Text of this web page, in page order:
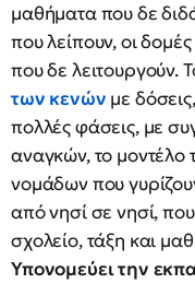
μαθήματα που δε
που λείπουν, οι
που δε λειτουργούν.
των κενών με
πολλές φάσεις, με
αναγκών, το μοντέλο
νομάδων που
από νησί σε νησί,
σχολείο, τάξη και
Υπονομεύει την